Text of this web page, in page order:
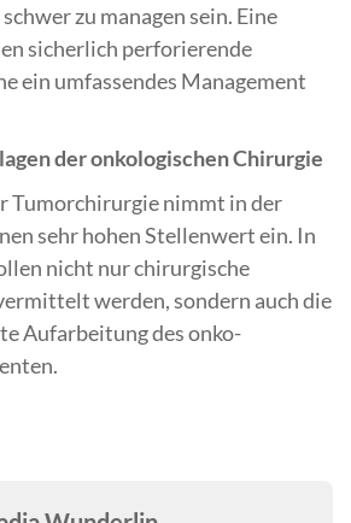
zu managen sein. Eine
sicherlich perforierende
ein umfassendes Management
der onkologischen Chirurgie
Tumorchirurgie nimmt in der
sehr hohen Stellenwert ein. In
nicht nur chirurgische
werden, sondern auch die
Aufarbeitung des onko-